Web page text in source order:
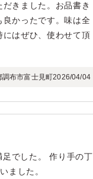
きました。お品書き
かったです。味は全
はぜひ、使わせて頂
調布市富士見町2026/04/04
でした。 作り手の丁
ました。